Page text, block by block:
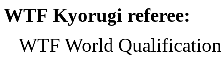
WTF Kyorugi referee:
WTF World